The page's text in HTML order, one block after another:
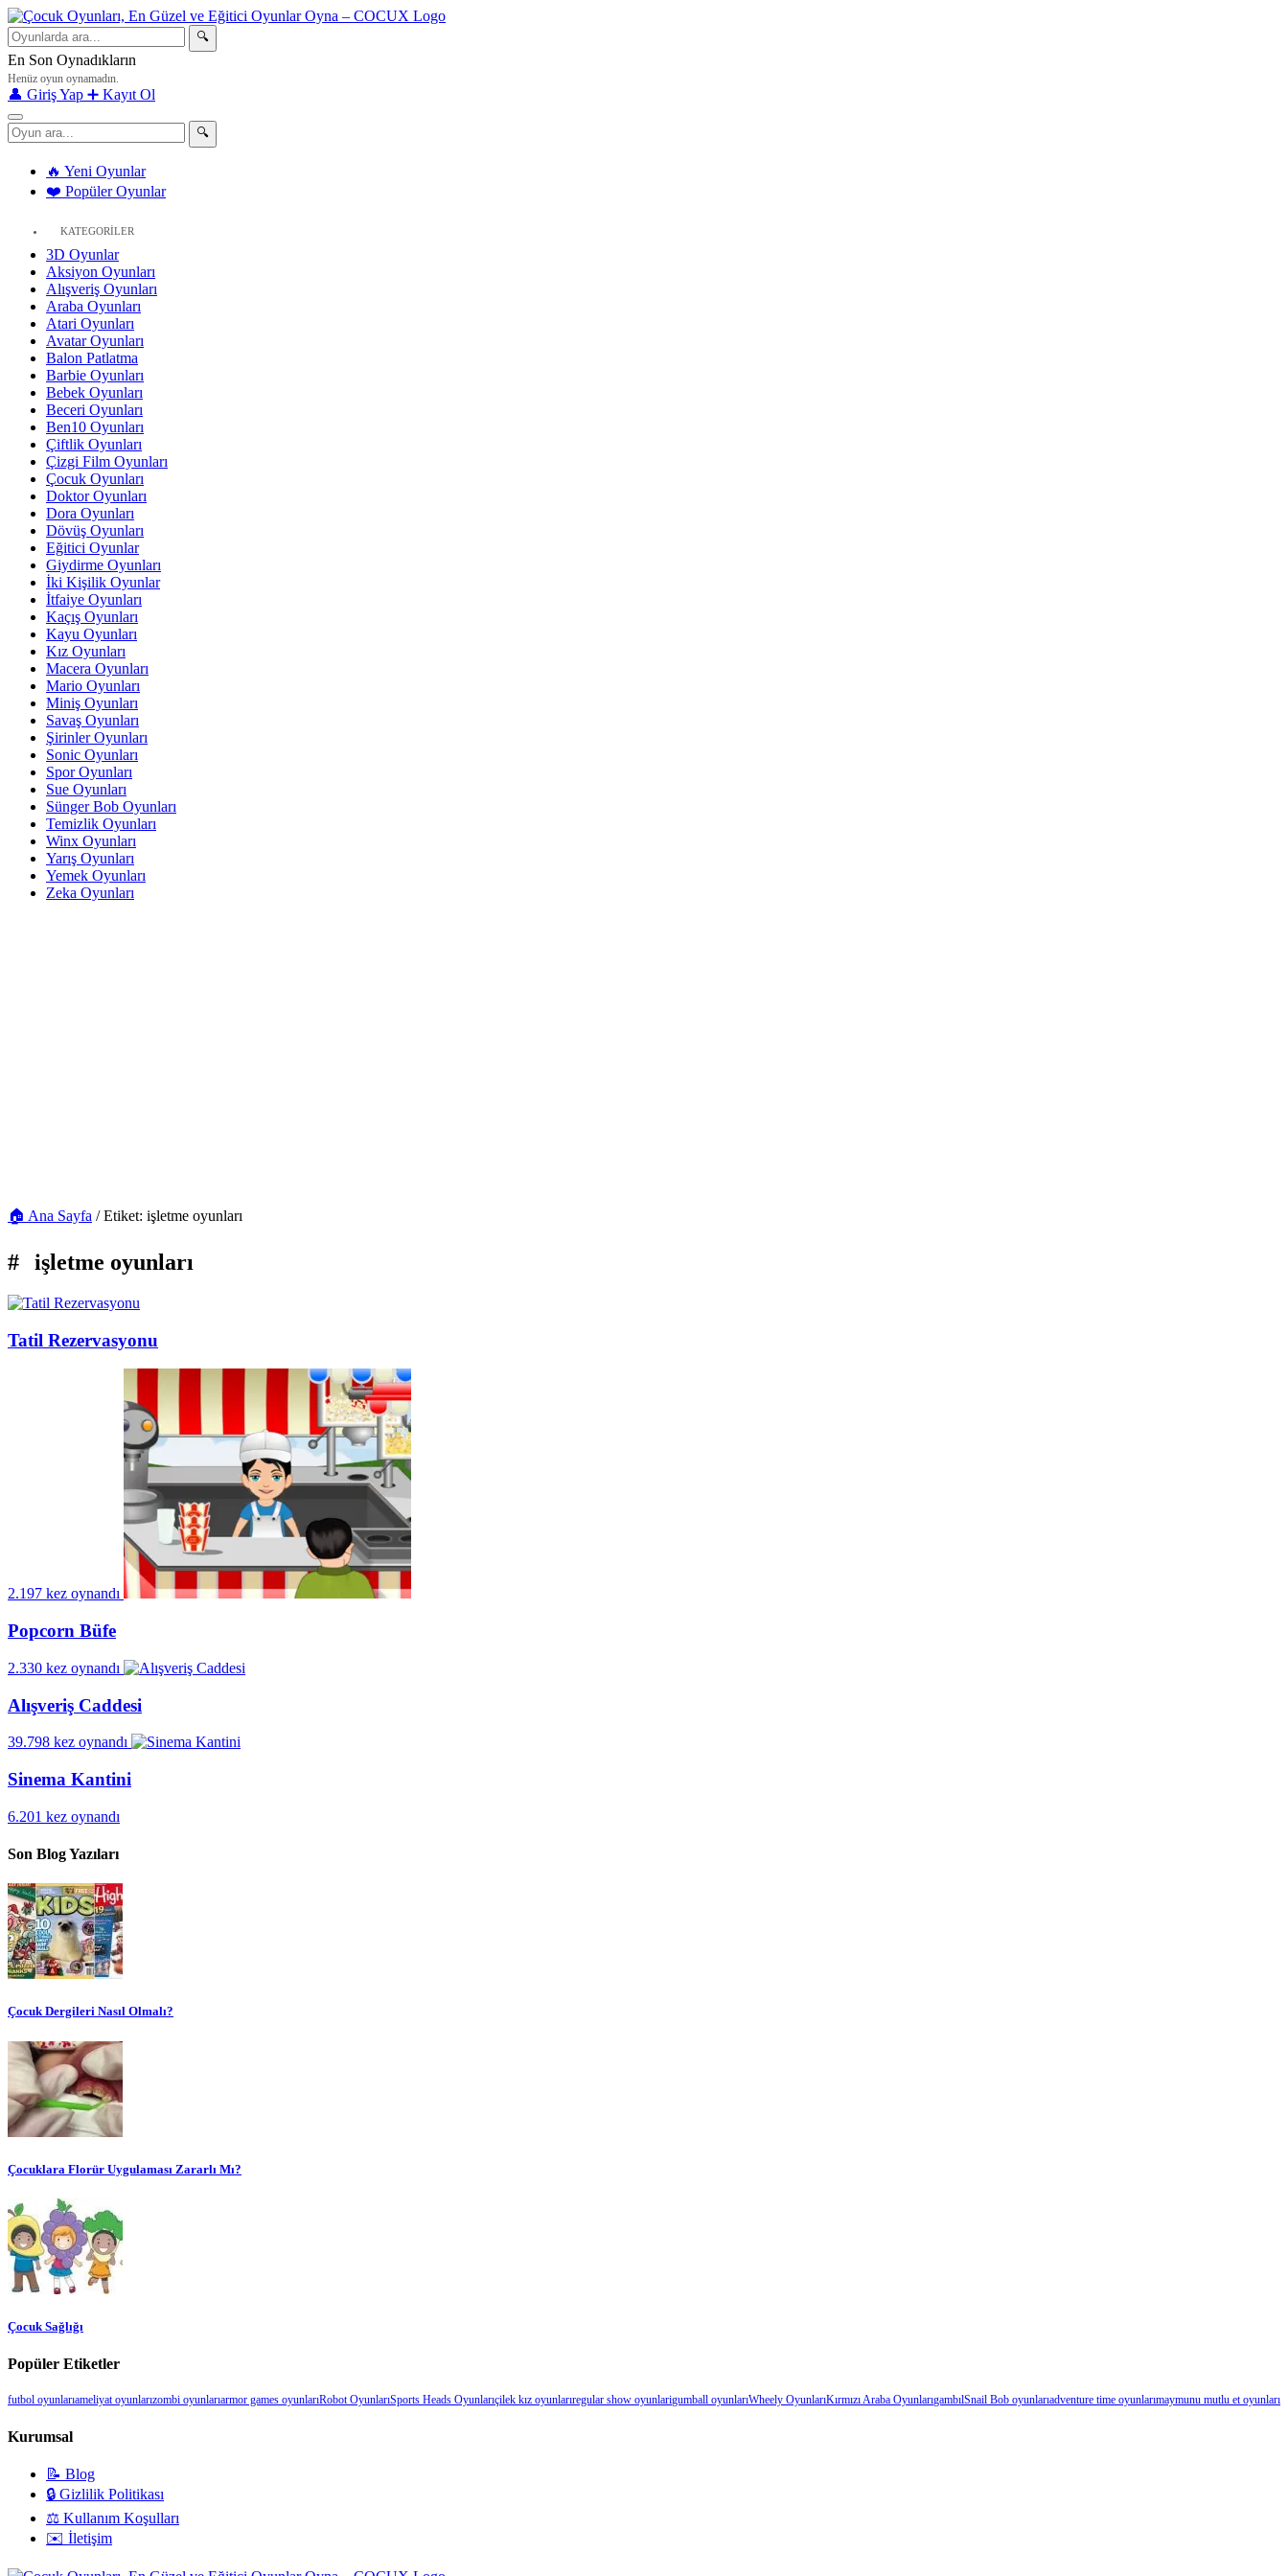
🔍
En Son Oynadıkların
Henüz oyun oynamadın.
👤 Giriş Yap ➕ Kayıt Ol
🔍
🔥 Yeni Oyunlar
❤️ Popüler Oyunlar
KATEGORİLER
3D Oyunlar
Aksiyon Oyunları
Alışveriş Oyunları
Araba Oyunları
Atari Oyunları
Avatar Oyunları
Balon Patlatma
Barbie Oyunları
Bebek Oyunları
Beceri Oyunları
Ben10 Oyunları
Çiftlik Oyunları
Çizgi Film Oyunları
Çocuk Oyunları
Doktor Oyunları
Dora Oyunları
Dövüş Oyunları
Eğitici Oyunlar
Giydirme Oyunları
İki Kişilik Oyunlar
İtfaiye Oyunları
Kaçış Oyunları
Kayu Oyunları
Kız Oyunları
Macera Oyunları
Mario Oyunları
Miniş Oyunları
Savaş Oyunları
Şirinler Oyunları
Sonic Oyunları
Spor Oyunları
Sue Oyunları
Sünger Bob Oyunları
Temizlik Oyunları
Winx Oyunları
Yarış Oyunları
Yemek Oyunları
Zeka Oyunları
🏠 Ana Sayfa / Etiket: işletme oyunları
# işletme oyunları
Tatil Rezervasyonu
2.197 kez oynandı
Popcorn Büfe
2.330 kez oynandı
Alışveriş Caddesi
39.798 kez oynandı
Sinema Kantini
6.201 kez oynandı
Son Blog Yazıları
Çocuk Dergileri Nasıl Olmalı?
Çocuklara Florür Uygulaması Zararlı Mı?
Çocuk Sağlığı
Popüler Etiketler
futbol oyunlarıameliyat oyunlarızombi oyunlarıarmor games oyunlarıRobot OyunlarıSports Heads Oyunlarıçilek kız oyunlarıregular show oyunlarigumball oyunlarıWheely OyunlarıKırmızı Araba OyunlarıgambılSnail Bob oyunlarıadventure time oyunlarımaymunu mutlu et oyunları
Kurumsal
📝 Blog
🔒 Gizlilik Politikası
⚖️ Kullanım Koşulları
✉️ İletişim